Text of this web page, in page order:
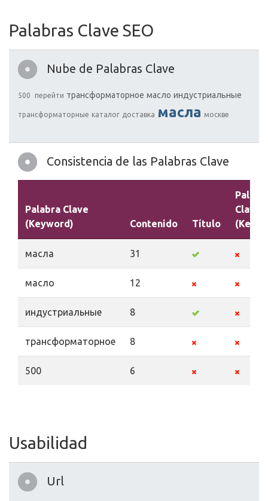
Palabras Clave SEO
Nube de Palabras Clave
500 перейти трансформаторное масло индустриальные
трансформаторные каталог доставка масла москве
Consistencia de las Palabras Clave
Palabra Clave
(Keyword)
Contenido Título
Claves
масла 31
масло 12
индустриальные 8
трансформаторное 8
500 6
Usabilidad
Url